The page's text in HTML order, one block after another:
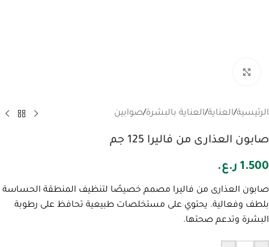
الرئيسية/العناية/العناية بالبشرة/صوابين
صابون العذارى من فاليرا 125 جم
1.500 ر.ع.
صابون العذارى من فاليرا مصمم خصيصًا لتنظيف المنطقة الحساسة
بلطف وفعالية. يحتوي على مستخلصات طبيعية تحافظ على رطوبة
البشرة وتدعم صحتها.